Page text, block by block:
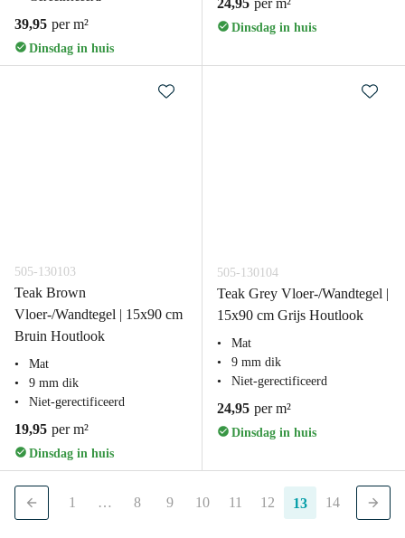
39,95 per m²
Dinsdag in huis
24,95 per m²
Dinsdag in huis
505-130103
Teak Brown
Vloer-/Wandtegel | 15x90 cm
Bruin Houtlook
Mat
9 mm dik
Niet-gerectificeerd
19,95 per m²
Dinsdag in huis
505-130104
Teak Grey Vloer-/Wandtegel |
15x90 cm Grijs Houtlook
Mat
9 mm dik
Niet-gerectificeerd
24,95 per m²
Dinsdag in huis
1 … 8 9 10 11 12 13 14